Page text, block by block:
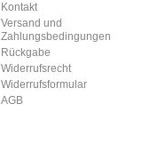
Kontakt
Versand und
Zahlungsbedingungen
Rückgabe
Widerrufsrecht
Widerrufsformular
AGB